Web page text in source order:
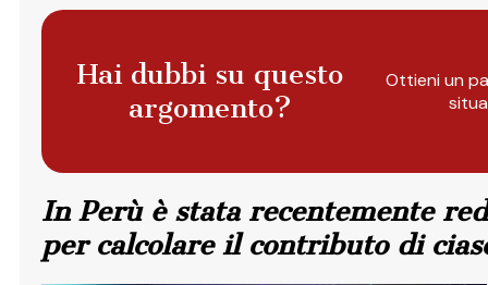
Hai dubbi su questo
argomento?
Ottieni un
In Perù è stata recentemente
per calcolare il contributo di